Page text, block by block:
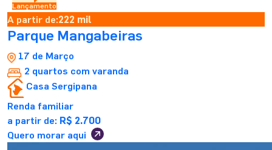
Lançamento
A partir de:222 mil
Parque Mangabeiras
17 de Março
2 quartos com varanda
Casa Sergipana
Renda familiar
a partir de: R$ 2.700
Quero morar aqui